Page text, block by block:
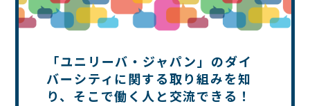
「ユニリーバ・ジャパン」のダイ
バーシティに関する取り組みを知
り、そこで働く人と交流できる！